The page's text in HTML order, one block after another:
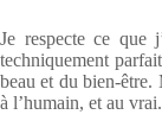
Je respecte ce que
techniquement
beau et du bien-être.
à l’humain, et au vrai.